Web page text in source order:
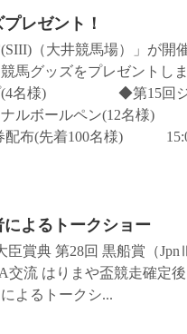
レゼント！
（大井競馬場）」が開
競馬グッズをプレゼン
プ(4名様) ◆第15回
ナルボールペン(12名様
配布(先着100名様)
よるトークショー
臣賞典 第28回 黒船賞（
交流 はりまや盃競走確定
よるトークシ...